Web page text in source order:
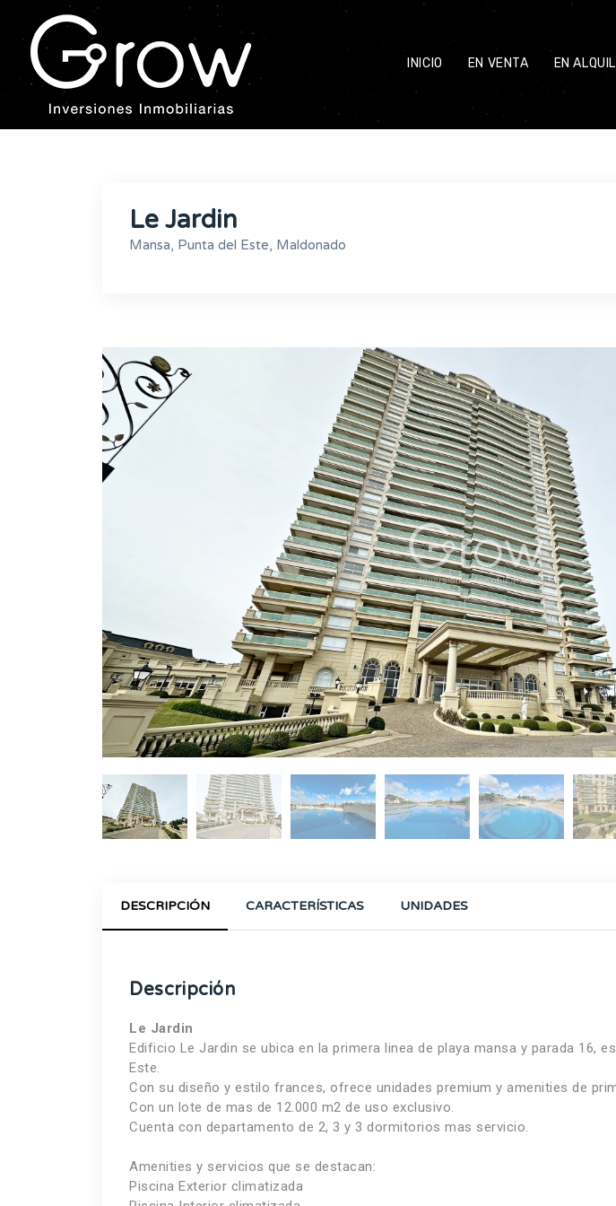
INICIO EN VENTA EN
Le Jardin
Mansa, Punta del Este, Maldonado
DESCRIPCIÓN CARACTERÍSTICAS UNIDADES
Descripción
Le Jardin
Edificio Le Jardin se ubica en la primera linea de playa mansa y parada 16,
Este.
Con su diseño y estilo frances, ofrece unidades premium y amenities de
Con un lote de mas de 12.000 m2 de uso exclusivo.
Cuenta con departamento de 2, 3 y 3 dormitorios mas servicio.
Amenities y servicios que se destacan:
Piscina Exterior climatizada